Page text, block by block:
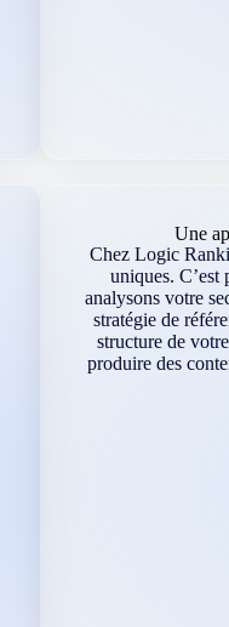
Une
Chez Logic
uniques. C’est
analysons votre
stratégie de
structure de
produire des